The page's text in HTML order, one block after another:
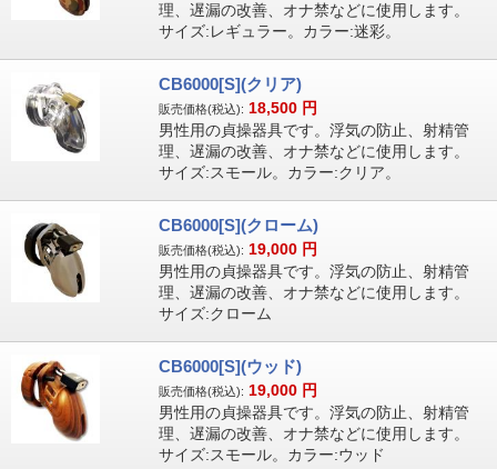
理、遅漏の改善、オナ禁などに使用します。
サイズ:レギュラー。カラー:迷彩。
CB6000[S](クリア)
販売価格(税込): 18,500 円
男性用の貞操器具です。浮気の防止、射精管
理、遅漏の改善、オナ禁などに使用します。
サイズ:スモール。カラー:クリア。
CB6000[S](クローム)
販売価格(税込): 19,000 円
男性用の貞操器具です。浮気の防止、射精管
理、遅漏の改善、オナ禁などに使用します。
サイズ:クローム
CB6000[S](ウッド)
販売価格(税込): 19,000 円
男性用の貞操器具です。浮気の防止、射精管
理、遅漏の改善、オナ禁などに使用します。
サイズ:スモール。カラー:ウッド